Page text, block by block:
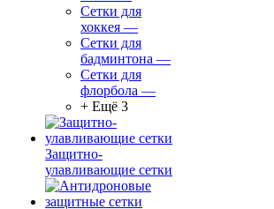
Сетки для
хоккея —
Сетки для
бадминтона —
Сетки для
флорбола —
+ Ещё 3
Защитно-
улавливающие сетки